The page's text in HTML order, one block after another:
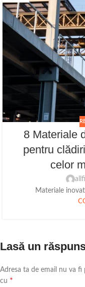
8 Materiale
pentru
celor
Materiale
Lasă un
Adresa ta de email nu va fi
cu *